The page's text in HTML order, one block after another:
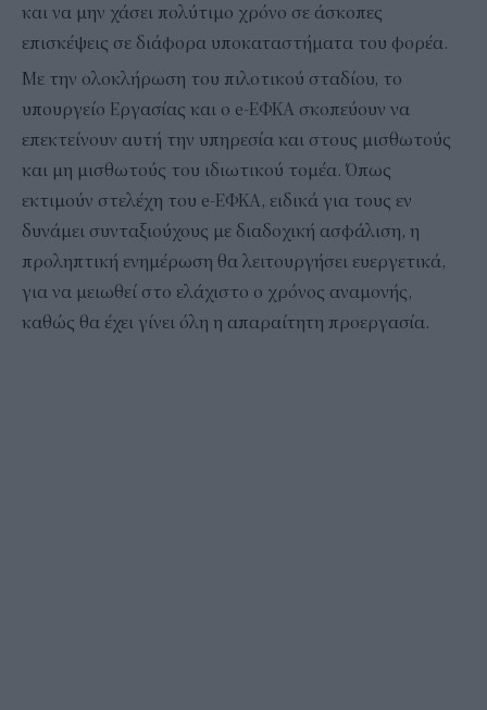
και να μην χάσει πολύτιμο χρόνο σε άσκοπες
επισκέψεις σε διάφορα υποκαταστήματα του φορέα.
Με την ολοκλήρωση του πιλοτικού σταδίου, το
υπουργείο Εργασίας και ο e-ΕΦΚΑ σκοπεύουν να
επεκτείνουν αυτή την υπηρεσία και στους μισθωτούς
και μη μισθωτούς του ιδιωτικού τομέα. Όπως
εκτιμούν στελέχη του e-ΕΦΚΑ, ειδικά για τους εν
δυνάμει συνταξιούχους με διαδοχική ασφάλιση, η
προληπτική ενημέρωση θα λειτουργήσει ευεργετικά,
για να μειωθεί στο ελάχιστο ο χρόνος αναμονής,
καθώς θα έχει γίνει όλη η απαραίτητη προεργασία.